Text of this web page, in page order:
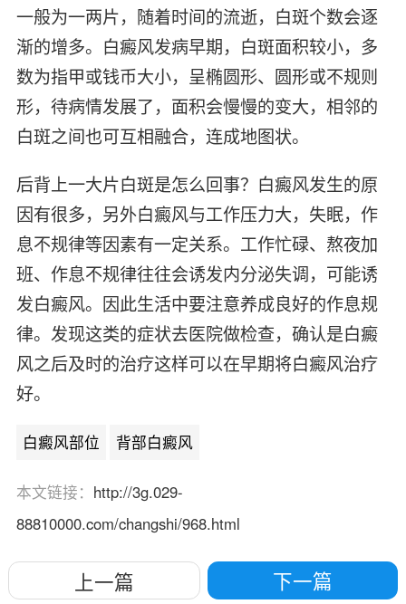
一般为一两片，随着时间的流逝，白斑个数会逐
渐的增多。白癜风发病早期，白斑面积较小，多
数为指甲或钱币大小，呈椭圆形、圆形或不规则
形，待病情发展了，面积会慢慢的变大，相邻的
白斑之间也可互相融合，连成地图状。
后背上一大片白斑是怎么回事？白癜风发生的原
因有很多，另外白癜风与工作压力大，失眠，作
息不规律等因素有一定关系。工作忙碌、熬夜加
班、作息不规律往往会诱发内分泌失调，可能诱
发白癜风。因此生活中要注意养成良好的作息规
律。发现这类的症状去医院做检查，确认是白癜
风之后及时的治疗这样可以在早期将白癜风治疗
好。
白癜风部位 背部白癜风
本文链接： http://3g.029-
88810000.com/changshi/968.html
上一篇 下一篇